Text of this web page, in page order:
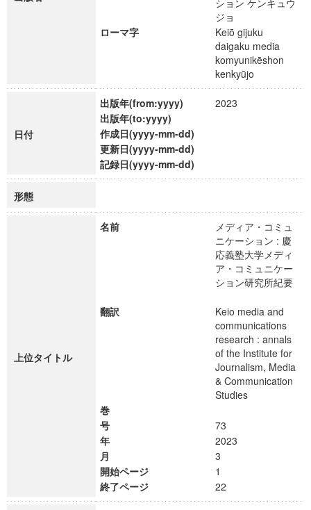
ション ケンキュウ
ジョ
ローマ字
Keiō gijuku
daigaku media
komyunikēshon
kenkyūjo
日付
出版年(from:yyyy)
2023
出版年(to:yyyy)
作成日(yyyy-mm-dd)
更新日(yyyy-mm-dd)
記録日(yyyy-mm-dd)
形態
上位タイトル
名前
メディア・コミュ
ニケーション : 慶
応義塾大学メディ
ア・コミュニケー
ション研究所紀要
翻訳
Keio media and
communications
research : annals
of the Institute for
Journalism, Media
& Communication
Studies
巻
号
73
年
2023
月
3
開始ページ
1
終了ページ
22